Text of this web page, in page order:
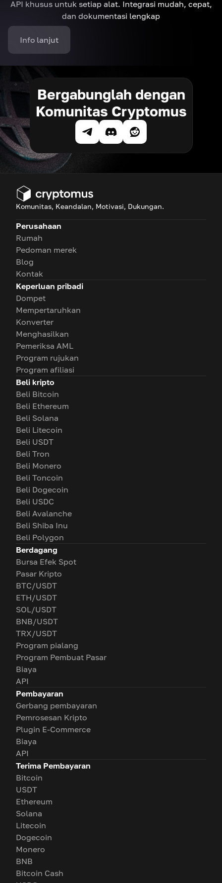
API khusus untuk setiap alat. Integrasi mudah, cepat,
dan dokumentasi lengkap
Info lanjut
Bergabunglah dengan
Komunitas Cryptomus
Komunitas, Keandalan, Motivasi, Dukungan.
Perusahaan
Rumah
Pedoman merek
Blog
Kontak
Keperluan pribadi
Dompet
Mempertaruhkan
Konverter
Menghasilkan
Pemeriksa AML
Program rujukan
Program afiliasi
Beli kripto
Beli Bitcoin
Beli Ethereum
Beli Solana
Beli Litecoin
Beli USDT
Beli Tron
Beli Monero
Beli Toncoin
Beli Dogecoin
Beli USDC
Beli Avalanche
Beli Shiba Inu
Beli Polygon
Berdagang
Bursa Efek Spot
Pasar Kripto
BTC/USDT
ETH/USDT
SOL/USDT
BNB/USDT
TRX/USDT
Program pialang
Program Pembuat Pasar
Biaya
API
Pembayaran
Gerbang pembayaran
Pemrosesan Kripto
Plugin E-Commerce
Biaya
API
Terima Pembayaran
Bitcoin
USDT
Ethereum
Solana
Litecoin
Dogecoin
Monero
BNB
Bitcoin Cash